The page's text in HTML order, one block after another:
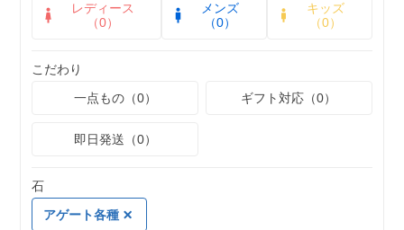
レディース
（0）
メンズ
（0）
キッズ
（0）
こだわり
一点もの（0）
ギフト対応（0）
即日発送（0）
石
アゲート各種